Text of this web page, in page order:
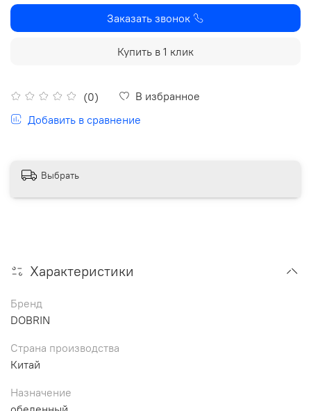
(0)
В избранное
Добавить в сравнение
Заказать звонок
Купить в 1 клик
Выбрать
Характеристики
Бренд
DOBRIN
Страна производства
Китай
Назначение